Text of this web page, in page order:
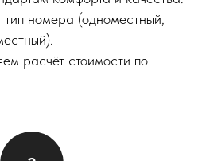
номера (одноместный,
расчёт стоимости по